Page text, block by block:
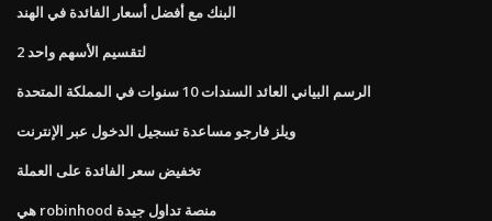
البنك مع أفضل أسعار الفائدة في الهند
2 لتقسيم الأسهم واحد
الرسم البياني العائد السندات 10 سنوات في المملكة المتحدة
ويلز فارجو مساعدة تسجيل الدخول عبر الإنترنت
تخفيض سعر الفائدة على العملة
هي robinhood منصة تداول جيدة